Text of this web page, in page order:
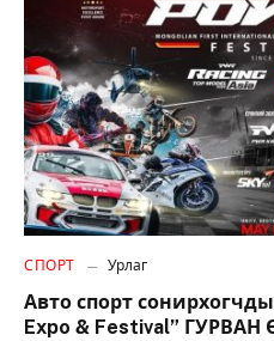
СПОРТ Урлаг
Авто спорт
Expo & Festival”